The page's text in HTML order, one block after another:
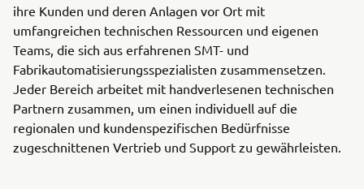
ihre Kunden und deren Anlagen vor Ort mit
umfangreichen technischen Ressourcen und eigenen
Teams, die sich aus erfahrenen SMT- und
Fabrikautomatisierungsspezialisten zusammensetzen.
Jeder Bereich arbeitet mit handverlesenen technischen
Partnern zusammen, um einen individuell auf die
regionalen und kundenspezifischen Bedürfnisse
zugeschnittenen Vertrieb und Support zu gewährleisten.